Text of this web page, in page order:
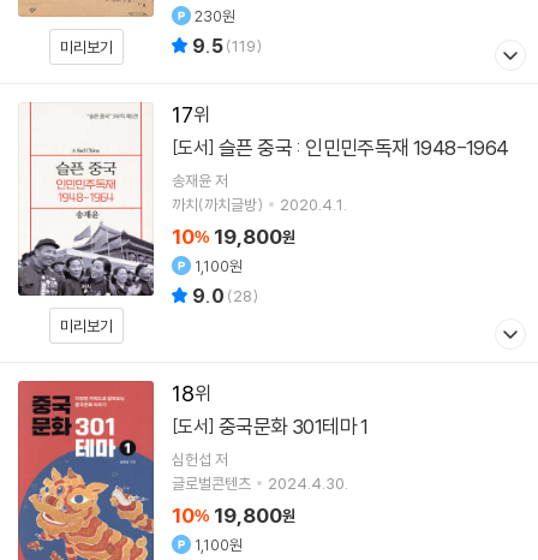
미리보기
230원
9.5(119)
17
미리보기
[도서] 슬픈 중국 : 인민민주독재 1948-1964
송재윤저
까치(까치글방)
2020.4.1.
10% 19,800원
1,100원
9.0 (28)
18
[도서] 중국문화 301테마 1
심헌섭 저
글로벌콘텐츠
2024.4.30.
10% 19,800원
1,100원